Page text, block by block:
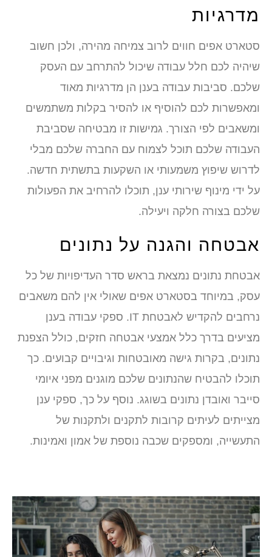
מדרגיות
סטארט אפים חווים לרוב צמיחה מהירה, ולכן חשוב
שיהיה לכם חלל עבודה שיכול להתרחב עם העסק
שלכם. סביבות עבודה בענן הן מדרגיות מאוד
ומאפשרות לכם להוסיף או להסיר בקלות משתמשים
ומשאבים לפי הצורך. גמישות זו מבטיחה שסביבת
העבודה שלכם תוכל לצמוח עם החברה שלכם מבלי
לדרוש שיפוץ משמעותי או השקעות בתשתית חדשה.
על ידי מינוף שירותי ענן, תוכלו להרחיב את הפעולות
שלכם בצורה חלקה ויעילה.
אבטחה והגנה על נתונים
אבטחת נתונים נמצאת בראש סדר העדיפויות של כל
עסק, במיוחד בסטארט אפים שאולי אין להם משאבים
נרחבים להקדיש לאבטחת IT. ספקי עבודה בענן
מציעים בדרך כלל אמצעי אבטחה חזקים, כולל הצפנת
נתונים, בקרות גישה מאובטחות וגיבויים קבועים. כך
תוכלו להבטיח שהנתונים שלכם מוגנים מפני איומי
סייבר ואובדן נתונים בשוגג. נוסף על כך, ספקי ענן
מצייתים לעיתים קרובות לתקנים ולתקנות של
התעשייה, ומספקים שכבה נוספת של אמון ואמינות.